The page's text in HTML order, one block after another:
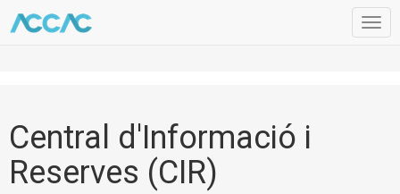
Central d'Informació i
Reserves (CIR)